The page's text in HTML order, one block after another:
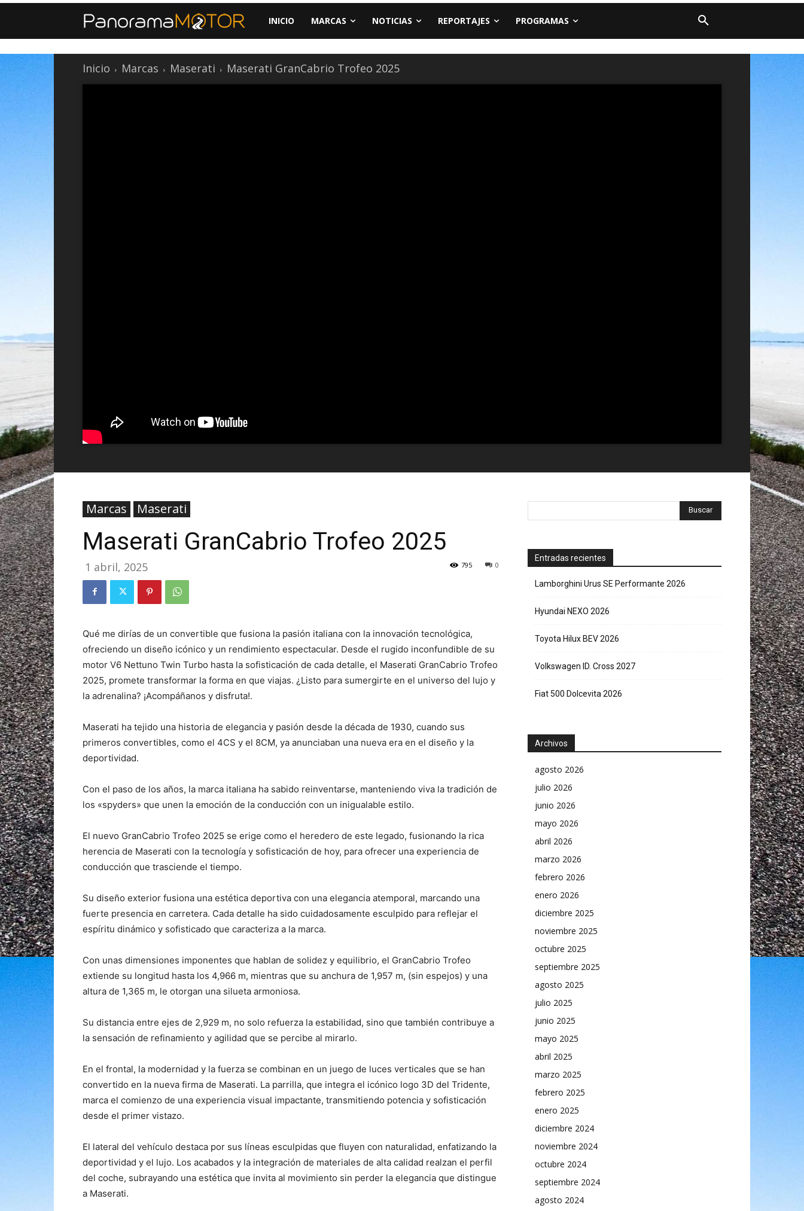
INICIO MARCAS NOTICIAS REPORTAJES PROGRAMAS
Inicio Marcas Maserati Maserati GranCabrio Trofeo 2025
Marcas Maserati
Maserati GranCabrio Trofeo 2025
1 abril, 2025 0
795
Qué me dirías de un convertible que fusiona la pasión italiana con la innovación tecnológica,
ofreciendo un diseño icónico y un rendimiento espectacular. Desde el rugido inconfundible de su
motor V6 Nettuno Twin Turbo hasta la sofisticación de cada detalle, el Maserati GranCabrio Trofeo
2025, promete transformar la forma en que viajas. ¿Listo para sumergirte en el universo del lujo y
la adrenalina? ¡Acompáñanos y disfruta!.
Maserati ha tejido una historia de elegancia y pasión desde la década de 1930, cuando sus
primeros convertibles, como el 4CS y el 8CM, ya anunciaban una nueva era en el diseño y la
deportividad.
Con el paso de los años, la marca italiana ha sabido reinventarse, manteniendo viva la tradición de
los «spyders» que unen la emoción de la conducción con un inigualable estilo.
El nuevo GranCabrio Trofeo 2025 se erige como el heredero de este legado, fusionando la rica
herencia de Maserati con la tecnología y sofisticación de hoy, para ofrecer una experiencia de
conducción que trasciende el tiempo.
Su diseño exterior fusiona una estética deportiva con una elegancia atemporal, marcando una
fuerte presencia en carretera. Cada detalle ha sido cuidadosamente esculpido para reflejar el
espíritu dinámico y sofisticado que caracteriza a la marca.
Con unas dimensiones imponentes que hablan de solidez y equilibrio, el GranCabrio Trofeo
extiende su longitud hasta los 4,966 m, mientras que su anchura de 1,957 m, (sin espejos) y una
altura de 1,365 m, le otorgan una silueta armoniosa.
Su distancia entre ejes de 2,929 m, no solo refuerza la estabilidad, sino que también contribuye a
la sensación de refinamiento y agilidad que se percibe al mirarlo.
En el frontal, la modernidad y la fuerza se combinan en un juego de luces verticales que se han
convertido en la nueva firma de Maserati. La parrilla, que integra el icónico logo 3D del Tridente,
marca el comienzo de una experiencia visual impactante, transmitiendo potencia y sofisticación
desde el primer vistazo.
El lateral del vehículo destaca por sus líneas esculpidas que fluyen con naturalidad, enfatizando la
deportividad y el lujo. Los acabados y la integración de materiales de alta calidad realzan el perfil
del coche, subrayando una estética que invita al movimiento sin perder la elegancia que distingue
a Maserati.
Entradas recientes
Lamborghini Urus SE Performante 2026
Hyundai NEXO 2026
Toyota Hilux BEV 2026
Volkswagen ID. Cross 2027
Fiat 500 Dolcevita 2026
Archivos
agosto 2026
julio 2026
junio 2026
mayo 2026
abril 2026
marzo 2026
febrero 2026
enero 2026
diciembre 2025
noviembre 2025
octubre 2025
septiembre 2025
agosto 2025
julio 2025
junio 2025
mayo 2025
abril 2025
marzo 2025
febrero 2025
enero 2025
diciembre 2024
noviembre 2024
octubre 2024
septiembre 2024
agosto 2024